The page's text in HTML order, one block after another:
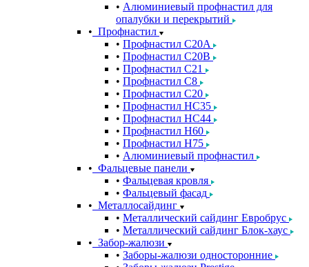
Алюминиевый профнастил для
опалубки и перекрытий
Профнастил
Профнастил С20A
Профнастил С20B
Профнастил С21
Профнастил С8
Профнастил С20
Профнастил НС35
Профнастил НС44
Профнастил Н60
Профнастил Н75
Алюминиевый профнастил
Фальцевые панели
Фальцевая кровля
Фальцевый фасад
Металлосайдинг
Металлический сайдинг Евробрус
Металлический сайдинг Блок-хаус
Забор-жалюзи
Заборы-жалюзи односторонние